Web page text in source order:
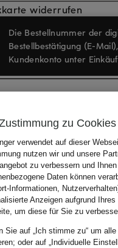
widerrufen
folgende zu Cookies
verwendet auf dieser
nutzen wir und unsere
zu verbessern und
Daten können
Informationen,
Anzeigen aufgrund
um diese für Sie zu
Sie auf „Ich stimme zu“ um
oder auf „Individuelle